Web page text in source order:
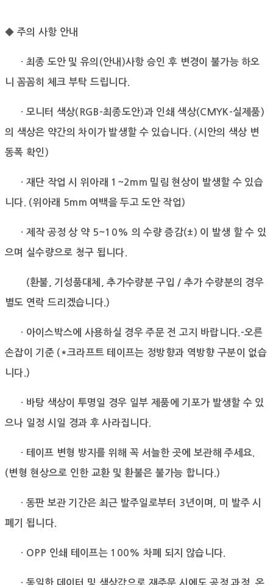
◆ 주의 사항 안내
· 최종 도안 및 유의(안내)사항 승인 후 변경이 불가능 하오
니 꼼꼼히 체크 부탁 드립니다.
· 모니터 색상(RGB-최종도안)과 인쇄 색상(CMYK-실제품)
의 색상은 약간의 차이가 발생할 수 있습니다. (시안의 색상 변
동폭 확인)
· 재단 작업 시 위아래 1~2mm 밀림 현상이 발생할 수 있습
니다. (위아래 5mm 여백을 두고 도안 작업)
· 제작 공정 상 약 5~10% 의 수량 증감(±) 이 발생 할 수 있
으며 실수량으로 청구 됩니다.
(환불, 기성품대체, 추가수량분 구입 / 추가 수량분의 경우
별도 연락 드리겠습니다.)
· 아이스박스에 사용하실 경우 주문 전 고지 바랍니다.-오른
손잡이 기준 (*크라프트 테이프는 정방향과 역방향 구분이 없습
니다.)
· 바탕 색상이 투명일 경우 일부 제품에 기포가 발생할 수 있
으나 일정 시일 경과 후 사라집니다.
· 테이프 변형 방지를 위해 꼭 서늘한 곳에 보관해 주세요.
(변형 현상으로 인한 교환 및 환불은 불가능 합니다.)
· 동판 보관 기간은 최근 발주일로부터 3년이며, 미 발주 시
폐기 됩니다.
· OPP 인쇄 테이프는 100% 차폐 되지 않습니다.
· 동일한 데이터 및 색상값으로 재주문 시에도 공정 과정, 온